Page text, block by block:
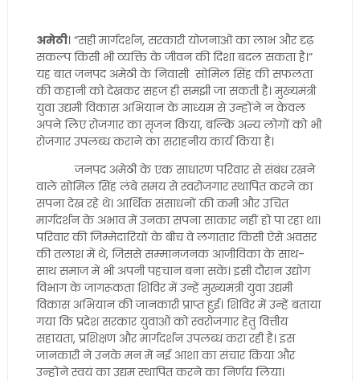
अमेठी। “सही मार्गदर्शन, सरकारी योजनाओं का लाभ और दृढ़
संकल्प किसी भी व्यक्ति के जीवन की दिशा बदल सकता है।”
यह बात जनपद अमेठी के निवासी सोमिल सिंह की सफलता
की कहानी को देखकर सहज ही समझी जा सकती है। मुख्यमंत्री
युवा उद्यमी विकास अभियान के माध्यम से उन्होंने न केवल
अपने लिए रोजगार का सृजन किया, बल्कि अन्य लोगों को भी
रोजगार उपलब्ध कराने का सराहनीय कार्य किया है।
जनपद अमेठी के एक साधारण परिवार से संबंध रखने
वाले सोमिल सिंह लंबे समय से स्वरोजगार स्थापित करने का
सपना देख रहे थे। आर्थिक संसाधनों की कमी और उचित
मार्गदर्शन के अभाव में उनका सपना साकार नहीं हो पा रहा था।
परिवार की जिम्मेदारियों के बीच वे लगातार किसी ऐसे अवसर
की तलाश में थे, जिससे सम्मानजनक आजीविका के साथ-
साथ समाज में भी अपनी पहचान बना सकें। इसी दौरान उद्योग
विभाग के जागरूकता शिविर में उन्हें मुख्यमंत्री युवा उद्यमी
विकास अभियान की जानकारी प्राप्त हुई। शिविर में उन्हें बताया
गया कि प्रदेश सरकार युवाओं को स्वरोजगार हेतु वित्तीय
सहायता, प्रशिक्षण और मार्गदर्शन उपलब्ध करा रही है। इस
जानकारी ने उनके मन में नई आशा का संचार किया और
उन्होंने स्वयं का उद्यम स्थापित करने का निर्णय लिया।